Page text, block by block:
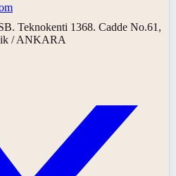
Teknokenti 1368. Cadde No.61,
/ ANKARA